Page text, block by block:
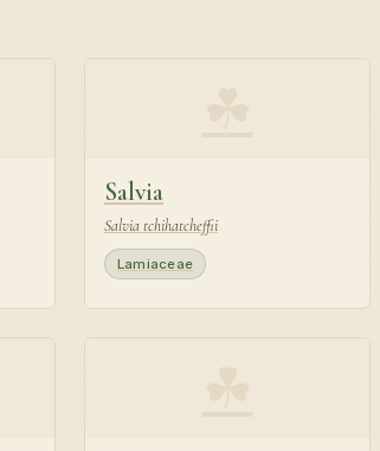
Salvia
Salvia tchihatcheffii
Lamiaceae